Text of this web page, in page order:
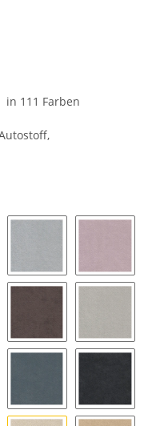
in 111 Farben
grey
9032 platinum9141
9177 String 9118
9182 twilight9189